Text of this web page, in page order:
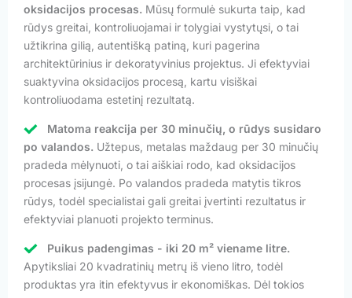
oksidacijos procesas. Mūsų formulė sukurta taip, kad
rūdys greitai, kontroliuojamai ir tolygiai vystytųsi, o tai
užtikrina gilią, autentišką patiną, kuri pagerina
architektūrinius ir dekoratyvinius projektus. Ji efektyviai
suaktyvina oksidacijos procesą, kartu visiškai
kontroliuodama estetinį rezultatą.
Matoma reakcija per 30 minučių, o rūdys susidaro
po valandos. Užtepus, metalas maždaug per 30 minučių
pradeda mėlynuoti, o tai aiškiai rodo, kad oksidacijos
procesas įsijungė. Po valandos pradeda matytis tikros
rūdys, todėl specialistai gali greitai įvertinti rezultatus ir
efektyviai planuoti projekto terminus.
Puikus padengimas - iki 20 m² viename litre.
Apytiksliai 20 kvadratinių metrų iš vieno litro, todėl
produktas yra itin efektyvus ir ekonomiškas. Dėl tokios